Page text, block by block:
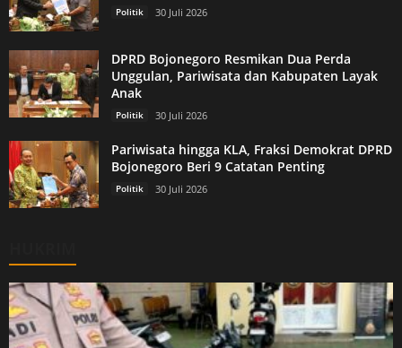
Politik 30 Juli 2026
DPRD Bojonegoro Resmikan Dua Perda
Unggulan, Pariwisata dan Kabupaten Layak
Anak
Politik 30 Juli 2026
Pariwisata hingga KLA, Fraksi Demokrat DPRD
Bojonegoro Beri 9 Catatan Penting
Politik 30 Juli 2026